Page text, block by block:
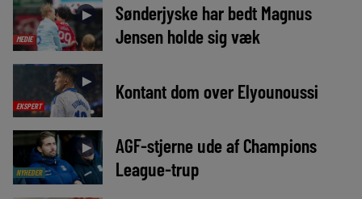
MEDIE
►
Sønderjyske har bedt Magnus
Jensen holde sig væk
EKSPERT
► Kontant dom over Elyounoussi
NYHEDER
►
AGF-stjerne ude af Champions
League-trup